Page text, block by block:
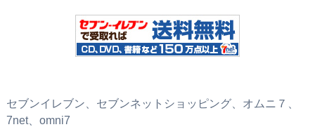
セブンイレブン、セブンネットショッピング、オムニ７、
7net、omni7